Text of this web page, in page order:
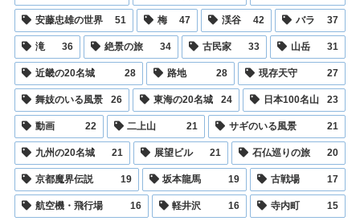
安藤忠雄の世界 51 梅 47 渓谷 42 バラ 37
滝 36 絶景の旅 34 古民家 33 山岳 31
近畿の20名城 28 路地 28 現存天守 27
舞妓のいる風景 26 東海の20名城 24 日本100名山 23
動画 22 二上山 21 サギのいる風景 21
九州の20名城 21 展望ビル 21 石仏巡りの旅 20
京都魔界伝説 19 坂本龍馬 19 古戦場 17
航空機・飛行場 16 軽井沢 16 寺内町 15